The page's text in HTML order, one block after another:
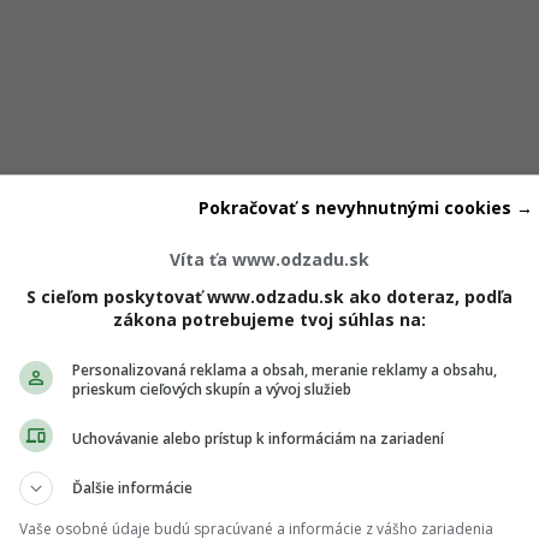
pravidelne,niektoré slovíčka, frázy či
. Občas nás zradí predložka, inokedy nesprávny čas
znamená niečo úplne iné.
ti nič neutečie! 💌
vedieť o najnovšom Girls' Point evente ako prvá?
sa na odber e-mailových newslettrov.
si nezabudni skontrolovať e-mail a potvrď
Víta ťa www.odzadu.sk
S cieľom poskytovať www.odzadu.sk ako doteraz, podľa
zákona potrebujeme tvoj súhlas na:
Personalizovaná reklama a obsah, meranie reklamy a obsahu,
prieskum cieľových skupín a vývoj služieb
Uchovávanie alebo prístup k informáciám na zariadení
Ďalšie informácie
Vaše osobné údaje budú spracúvané a informácie z vášho zariadenia
Pokračovať s nevyhnutnými cookies →